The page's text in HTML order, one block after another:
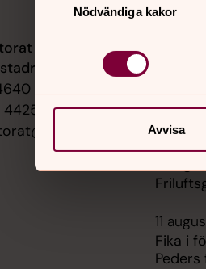
Nödvändiga kakor
Avvisa
Skepplanda
442500
9
11
Fika i